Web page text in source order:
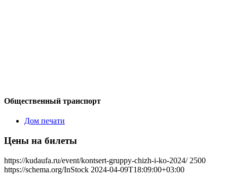
Общественный транспорт
Дом печати
Цены на билеты
https://kudaufa.ru/event/kontsert-gruppy-chizh-i-ko-2024/ 2500
https://schema.org/InStock 2024-04-09T18:09:00+03:00